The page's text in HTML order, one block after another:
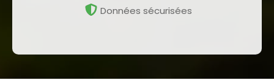
Données sécurisées